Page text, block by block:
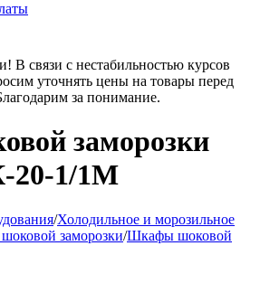
В связи с нестабильностью курсов
уточнять цены на товары перед
за понимание.
заморозки
1/1М
/Холодильное и морозильное
заморозки/Шкафы шоковой